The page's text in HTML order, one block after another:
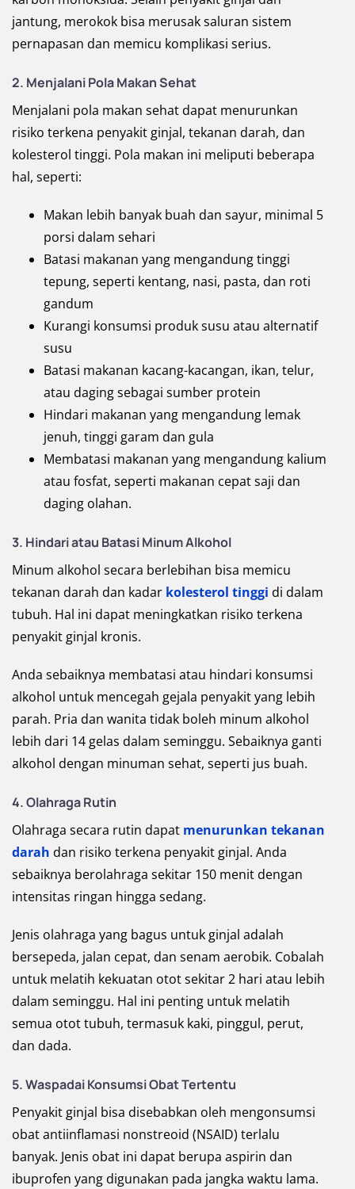
jantung, merokok bisa merusak saluran sistem
pernapasan dan memicu komplikasi serius.
2. Menjalani Pola Makan Sehat
Menjalani pola makan sehat dapat menurunkan
risiko terkena penyakit ginjal, tekanan darah, dan
kolesterol tinggi. Pola makan ini meliputi beberapa
hal, seperti:
Makan lebih banyak buah dan sayur, minimal 5
porsi dalam sehari
Batasi makanan yang mengandung tinggi
tepung, seperti kentang, nasi, pasta, dan roti
gandum
Kurangi konsumsi produk susu atau alternatif
susu
Batasi makanan kacang-kacangan, ikan, telur,
atau daging sebagai sumber protein
Hindari makanan yang mengandung lemak
jenuh, tinggi garam dan gula
Membatasi makanan yang mengandung kalium
atau fosfat, seperti makanan cepat saji dan
daging olahan.
3. Hindari atau Batasi Minum Alkohol
Minum alkohol secara berlebihan bisa memicu
tekanan darah dan kadar kolesterol tinggi di dalam
tubuh. Hal ini dapat meningkatkan risiko terkena
penyakit ginjal kronis.
Anda sebaiknya membatasi atau hindari konsumsi
alkohol untuk mencegah gejala penyakit yang lebih
parah. Pria dan wanita tidak boleh minum alkohol
lebih dari 14 gelas dalam seminggu. Sebaiknya ganti
alkohol dengan minuman sehat, seperti jus buah.
4. Olahraga Rutin
Olahraga secara rutin dapat menurunkan tekanan
darah dan risiko terkena penyakit ginjal. Anda
sebaiknya berolahraga sekitar 150 menit dengan
intensitas ringan hingga sedang.
Jenis olahraga yang bagus untuk ginjal adalah
bersepeda, jalan cepat, dan senam aerobik. Cobalah
untuk melatih kekuatan otot sekitar 2 hari atau lebih
dalam seminggu. Hal ini penting untuk melatih
semua otot tubuh, termasuk kaki, pinggul, perut,
dan dada.
5. Waspadai Konsumsi Obat Tertentu
Penyakit ginjal bisa disebabkan oleh mengonsumsi
obat antiinflamasi nonstreoid (NSAID) terlalu
banyak. Jenis obat ini dapat berupa aspirin dan
ibuprofen yang digunakan pada jangka waktu lama.